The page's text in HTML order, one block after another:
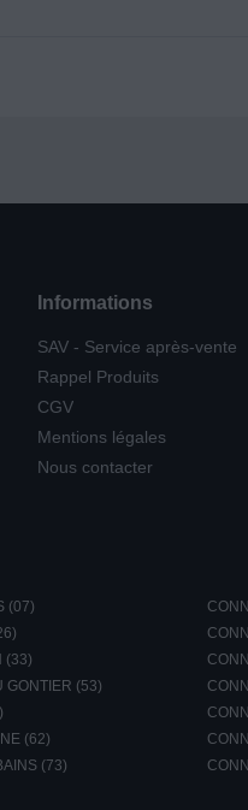
Informations
SAV - Service après-vente
Rappel Produits
CGV
Mentions légales
Nous contacter
(07)
(33)
GONTIER (53)
(62)
(73)